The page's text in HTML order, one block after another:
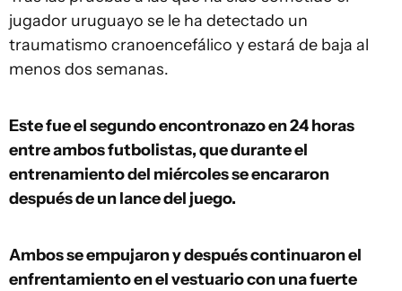
jugador uruguayo se le ha detectado un
traumatismo cranoencefálico y estará de baja al
menos dos semanas.
Este fue el segundo encontronazo en 24 horas
entre ambos futbolistas, que durante el
entrenamiento del miércoles se encararon
después de un lance del juego.
Ambos se empujaron y después continuaron el
enfrentamiento en el vestuario con una fuerte